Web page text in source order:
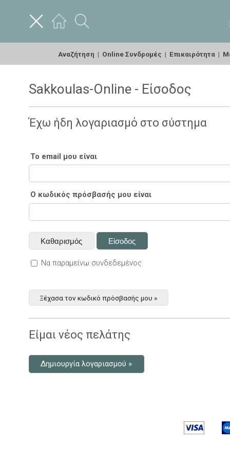
Αναζήτηση | Online Συνδρομές | Επικαιρότητα |
Sakkoulas-Online - Είσοδος
Έχω ήδη λογαριασμό στο σύστημα
Το email μου είναι
Ο κωδικός πρόσβασής μου είναι
Να παραμείνω συνδεδεμένος
Ξέχασα τον κωδικό πρόσβασής μου »
Είμαι νέος πελάτης
Δημιουργία λογαριασμού »